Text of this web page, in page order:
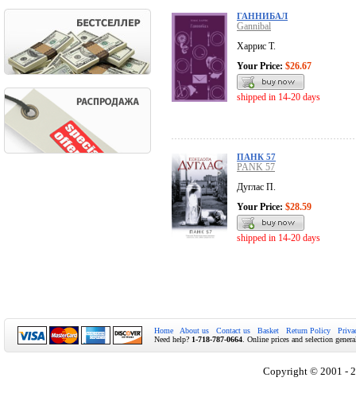
ГАННИБАЛ
Gannibal
Харрис Т.
Your Price: $26.67
shipped in 14-20 days
ПАНК 57
PANK 57
Дуглас П.
Your Price: $28.59
shipped in 14-20 days
Home About us Contact us Basket Return Policy
Need help? 1-718-787-0664 . Online prices and selection
Copyright © 2001 -